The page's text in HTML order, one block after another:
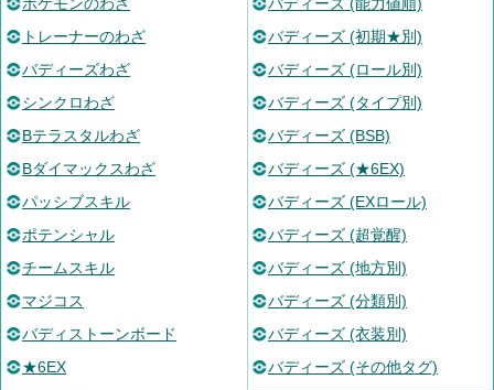
トレーナーのわざ
バディーズわざ
シンクロわざ
Bテラスタルわざ
Bダイマックスわざ
パッシブスキル
ポテンシャル
チームスキル
マジコス
バディストーンボード
★6EX
バディーズ (初期★別)
バディーズ (ロール別)
バディーズ (タイプ別)
バディーズ (BSB)
バディーズ (★6EX)
バディーズ (EXロール)
バディーズ (超覚醒)
バディーズ (地方別)
バディーズ (分類別)
バディーズ (衣装別)
バディーズ (その他タグ)